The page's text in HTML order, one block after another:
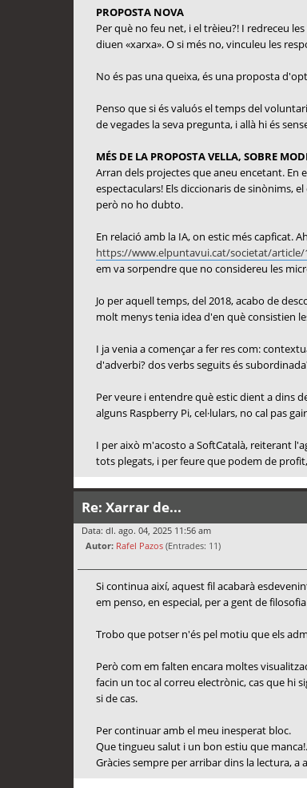
PROPOSTA NOVA
Per què no feu net, i el trèieu?! I redreceu
diuen «xarxa». O si més no, vinculeu les
No és pas una queixa, és una proposta
Penso que si és valuós el temps del
de vegades la seva pregunta, i allà hi és
MÉS DE LA PROPOSTA VELLA, SOBRE
Arran dels projectes que aneu encetant. En
espectaculars! Els diccionaris de sinònims,
però no ho dubto.
En relació amb la IA, on estic més capficat.
https://www.elpuntavui.cat/societat/article/
em va sorpendre que no considereu les
Jo per aquell temps, del 2018, acabo de
molt menys tenia idea d'en què consistien
I ja venia a començar a fer res com:
d'adverbi? dos verbs seguits és
Per veure i entendre què estic dient a dins
alguns Raspberry Pi, cel·lulars, no cal pas
I per això m'acosto a SoftCatalà, reiterant
tots plegats, i per feure que podem de
Re: Xarrar de...
Data: dl. ago. 04, 2025 11:56 am
Autor: Rafel Pazos (Entrades: 11)
Si continua així, aquest fil acabarà
em penso, en especial, per a gent de
Trobo que potser n'és pel motiu que els
Però com em falten encara moltes
facin un toc al correu electrònic, cas que hi
si de cas.
Per continuar amb el meu inesperat bloc.
Que tingueu salut i un bon estiu que manca!.
Gràcies sempre per arribar dins la lectura, a